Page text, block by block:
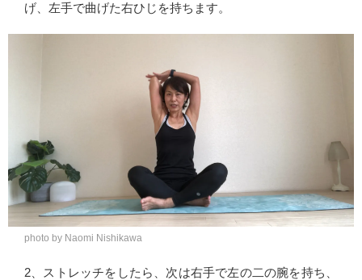
げ、左手で曲げた右ひじを持ちます。
photo by Naomi Nishikawa
2、ストレッチをしたら、次は右手で左の二の腕を持ち、